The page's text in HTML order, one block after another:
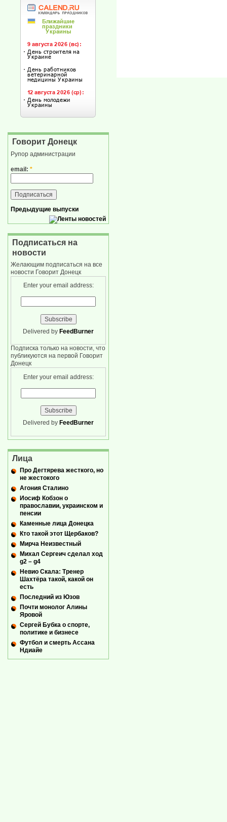
Говорит Донецк
Рупор администрации
email: *
Предыдущие выпуски
Подписаться на
новости
Желающим подписаться на все
новости Говорит Донецк
Enter your email address:
Delivered by FeedBurner
Подписка только на новости, что
публикуются на первой Говорит
Донецк
Enter your email address:
Delivered by FeedBurner
Лица
Про Дегтярева жесткого, но
не жестокого
Агония Сталино
Иосиф Кобзон о
православии, украинском и
пенсии
Каменные лица Донецка
Кто такой этот Щербаков?
Мирча Неизвестный
Михал Сергеич сделал ход
g2 – g4
Невио Скала: Тренер
Шахтёра такой, какой он
есть
Последний из Юзов
Почти монолог Алины
Яровой
Сергей Бубка о спорте,
политике и бизнесе
Футбол и смерть Ассана
Ндиайе